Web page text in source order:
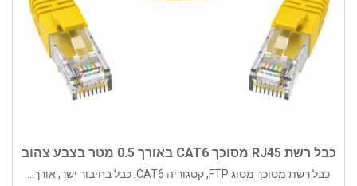
כבל רשת RJ45 מסוכך CAT6 באורך 0.5 מטר בצבע צהוב
כבל רשת מסוכך מסוג FTP, קטגוריה CAT6. כבל בחיבור ישר, אורך...